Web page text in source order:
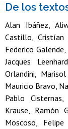
De los
Alan Ibáñez,
Castillo, Cristían
Federico
Jacques
Orlandini,
Mauricio Bravo,
Pablo
Krause, Ramón
Moscoso,